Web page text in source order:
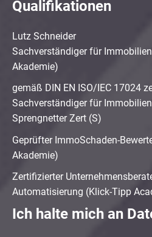
Qualifikationen
Lutz Schneider
Sachverständiger für
Akademie)
gemäß DIN EN ISO/IEC 17024
Sachverständiger für
Sprengnetter Zert (S)
Geprüfter ImmoSchaden-
Akademie)
Zertifizierter
Automatisierung (Klick-Tipp
Ich halte mich an